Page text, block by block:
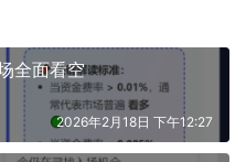
全面看空
2026年2月18日 下午12:27